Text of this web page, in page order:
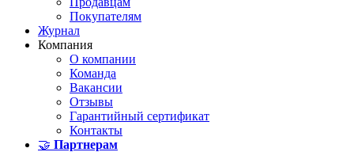
Покупателям
Журнал
Компания
О компании
Команда
Вакансии
Отзывы
Гарантийный сертификат
Контакты
🤝 Партнерам